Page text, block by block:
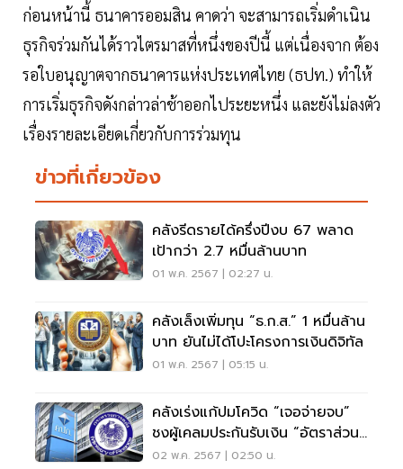
ก่อนหน้านี้ ธนาคารออมสิน คาดว่า จะสามารถเริ่มดำเนิน
ธุรกิจร่วมกันได้ราวไตรมาสที่หนึ่งของปีนี้ แต่เนื่องจาก ต้อง
รอใบอนุญาตจากธนาคารแห่งประเทศไทย (ธปท.) ทำให้
การเริ่มธุรกิจดังกล่าวล่าช้าออกไประยะหนึ่ง และยังไม่ลงตัว
เรื่องรายละเอียดเกี่ยวกับการร่วมทุน
ข่าวที่เกี่ยวข้อง
คลังรีดรายได้ครึ่งปีงบ 67 พลาด
เป้ากว่า 2.7 หมื่นล้านบาท
01 พ.ค. 2567 | 02:27 น.
คลังเล็งเพิ่มทุน “ธ.ก.ส.” 1 หมื่นล้าน
บาท ยันไม่ได้โปะโครงการเงินดิจิทัล
01 พ.ค. 2567 | 05:15 น.
คลังเร่งแก้ปมโควิด “เจอจ่ายจบ”
ชงผู้เคลมประกันรับเงิน “อัตราส่วน
ลด”
02 พ.ค. 2567 | 02:50 น.